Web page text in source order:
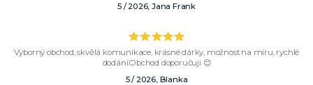
5 / 2026, Jana Frank
Výborný obchod, skvělá komunikace, krásné dárky, možnost na míru, rychlé
dodání.Obchod doporučuji 😊
5 / 2026, Blanka